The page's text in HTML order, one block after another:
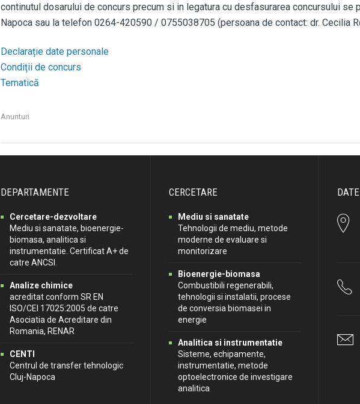
continutul dosarului de concurs precum si in legatura cu desfasurarea concursului se
Napoca sau la telefon 0264-420590 / 0755038705 (persoana de contact: dr. Cecilia
Declarație date personale
Condiții de concurs
Tematică
Anunturi
DEPARTAMENTE
Cercetare-dezvoltare
Mediu si sanatate, bioenergie-
biomasa, analitica si
instrumentatie. Certificat A+ de
catre ANCSI.
Analize chimice
acreditat conform SR EN
ISO/CEI 17025:2005 de catre
Asociatia de Acreditare din
Romania, RENAR
CENTI
Centrul de transfer tehnologic
Cluj-Napoca
CERCETARE
Mediu si sanatate
Tehnologii de mediu, metode
moderne de evaluare si
monitorizare
Bioenergie-biomasa
Combustibili regenerabili,
tehnologii si instalatii, procese
de conversia biomasei in
energie
Analitica si instrumentatie
Sisteme, echipamente,
instrumentatie, metode
optoelectronice de investigare
analitica